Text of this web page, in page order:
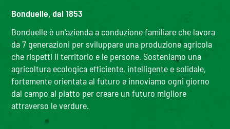
Bonduelle, dal 1853
Bonduelle è un'azienda a conduzione familiare che lavora
da 7 generazioni per sviluppare una produzione agricola
che rispetti il territorio e le persone. Sosteniamo una
agricoltura ecologica efficiente, intelligente e solidale,
fortemente orientata al futuro e innoviamo ogni giorno
dal campo al piatto per creare un futuro migliore
attraverso le verdure.